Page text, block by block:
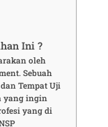
Ini ?
oleh
Sebuah
Tempat Uji
yang ingin
yang di